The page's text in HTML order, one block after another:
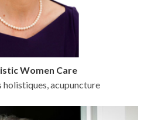
Women Care
holistiques, acupuncture